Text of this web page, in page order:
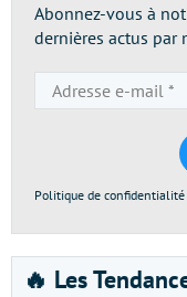
Abonnez-vous à
dernières actus par
Politique de confidentialité
🔥 Les